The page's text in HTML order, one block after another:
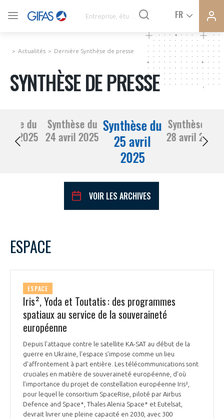
FR
SYNTHÈSE DE PRESSE
COMMUNIQUÉS DE PRESSE
PRÉSENTATION
NOTRE VISION
NOS MISSIONS
NOTRE HISTOIRE
ORGANISATION
L’ÉQUIPE DU GIFAS
NOS RÉSEAUX À L'INTERNATIONAL
FONCTIONNEMENT
GEADS
COMITÉ AERO PME
ACCOMPAGNEMENT DE NOS ADHÉRENTS
LES PROGRAMMES DU GIFAS
LA MÉDIATION
Actualités Dernière Synthèse de presse
SYNTHÈSE DE PRESSE
du
23 avril 2025
Synthèse du
24 avril 2025
Synthèse du
25 avril
2025
Synthèse du
28 avril 2025
VOIR LES ARCHIVES
1 2 3 4 5
6
23 24
ESPACE
ESPACE
Iris², Yoda et Toutatis : des programmes
spatiaux au service de la souveraineté
européenne
Depuis l'attaque contre le satellite KA-SAT au début de la
guerre en Ukraine, l'espace s'impose comme un lieu
d'affrontement à part entière. Les télécommunications sont
cruciales en matière de souveraineté européenne, d’où
l’importance du projet de constellation européenne Iris²,
pour lequel le consortium SpaceRise, piloté par Airbus
Defence and Space*, Thales Alenia Space* et Eutelsat,
devrait livrer une pleine capacité en 2030, avec 300
VOUS ÊTES ADHÉRENTS
PAS ENCORE ADHÉRENT ?
Rejoignez une filière d’excellence et développez
DEMANDE D’ADHÉSION
Avez-vous un statut de droit français ?